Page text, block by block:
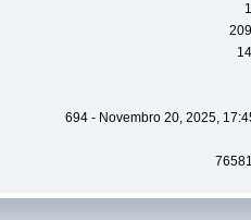
694 - Novembro 20, 2025,